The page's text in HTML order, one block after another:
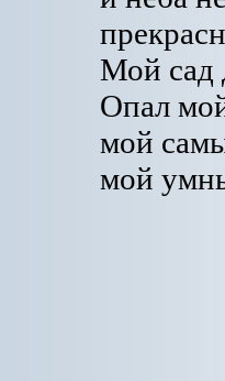
Мой сад
Опал
мой
мой